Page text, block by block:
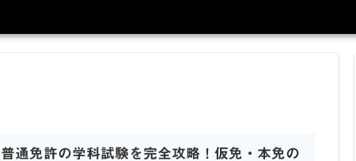
普通免許の学科試験を完全攻略！仮免・本免の